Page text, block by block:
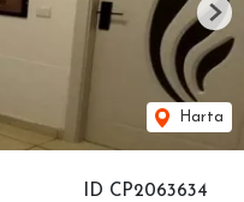
ID CP2063634
Harta